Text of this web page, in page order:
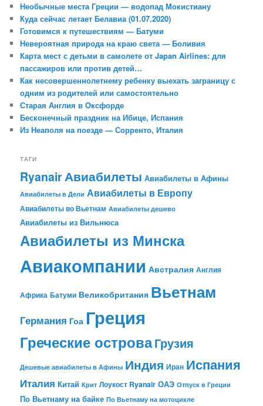
Необычные места Греции — водопад Мокистиану
Куда сейчас летает Белавиа (01.07.2020)
Готовимся к путешествиям — Батуми
Невероятная природа на краю света — Боливия
Карта мест с детьми в самолете от Japan Airlines: для
пассажиров или против детей…
Как несовершеннолетнему ребенку выехать заграницу с
одним из родителей или самостоятельно
Старая Англия в Оксфорде
Бесконечный праздник на Ибице, Испания
Из Неаполя на поезде — Сорренто, Италия
ТАГИ
RyanairАвиабилеты Авиабилеты в Афины
Авиабилеты в Дели Авиабилеты в Европу
Авиабилеты во Вьетнам Авиабилеты дешево
Авиабилеты из Вильнюса
Авиабилеты из Минска
Авиакомпании Австралия Англия
Африка Батуми Великобритания Вьетнам
Германия Гоа Греция
Греческие островаГрузия
Дешевые авиабилеты в Афины Индия Иран Испания
Италия Китай Крит Лоукост Ryanair ОАЭ Отпуск в Греции
По Вьетнаму на байке По Вьетнаму на мотоцикле